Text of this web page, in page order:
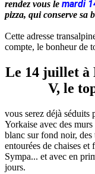
rendez vous le mardi
pizza, qui conserve sa
Cette adresse
compte, le bonheur de
Le 14 juillet à
V, le
vous serez déjà séduits
Yorkaise avec des
blanc sur fond noir,
entourées de chaises
Sympa... et avec en
jours.